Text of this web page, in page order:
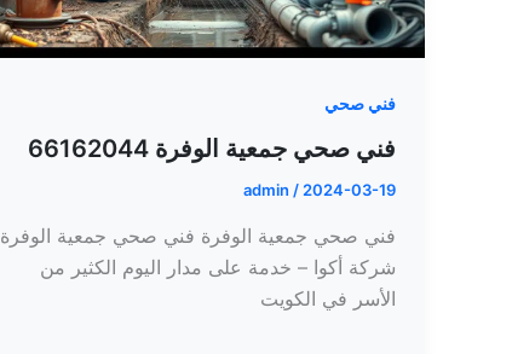
فني صحي
فني صحي جمعية الوفرة 66162044
admin /2024-03-19
فني صحي جمعية الوفرة فني صحي جمعية الوفرة
شركة أكوا – خدمة على مدار اليوم الكثير من
الأسر في الكويت